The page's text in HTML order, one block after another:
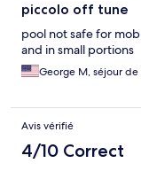
piccolo off tune
pool not safe for
and in small portions
George M, séjour de
Avis vérifié
4/10 Correct